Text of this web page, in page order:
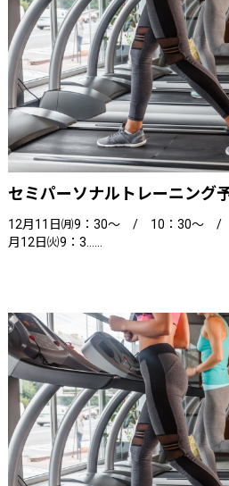
セミパーソナルトレーニング
12月11日㈪9：30～ / 10：30～
月12日㈫9：3……